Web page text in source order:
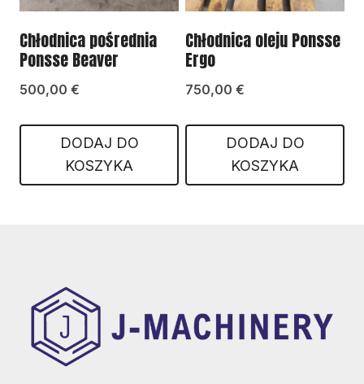
Chłodnica pośrednia
Ponsse Beaver
500,00 €
DODAJ DO
KOSZYKA
Chłodnica oleju Ponsse
Ergo
750,00 €
DODAJ DO
KOSZYKA